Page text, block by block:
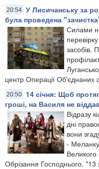
20:54 У Лисичанську за
була проведена
Силами
засобів.
центр Операції Об'єднаних
20:50
14 січня: Щоб
гроші, на Василя не
Відразу
дні
вони
-
Обрізання Господнього.